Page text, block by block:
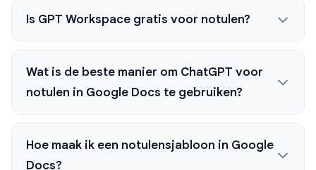
Is GPT Workspace gratis voor notulen?
Wat is de beste manier om ChatGPT voor
notulen in Google Docs te gebruiken?
Hoe maak ik een notulensjabloon in Google
Docs?